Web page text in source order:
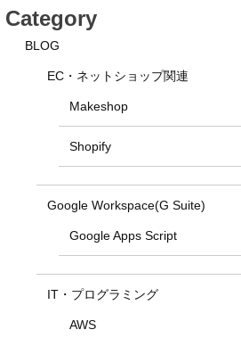
Category
BLOG
EC・ネットショップ関連
Makeshop
Shopify
Google Workspace(G Suite)
Google Apps Script
IT・プログラミング
AWS